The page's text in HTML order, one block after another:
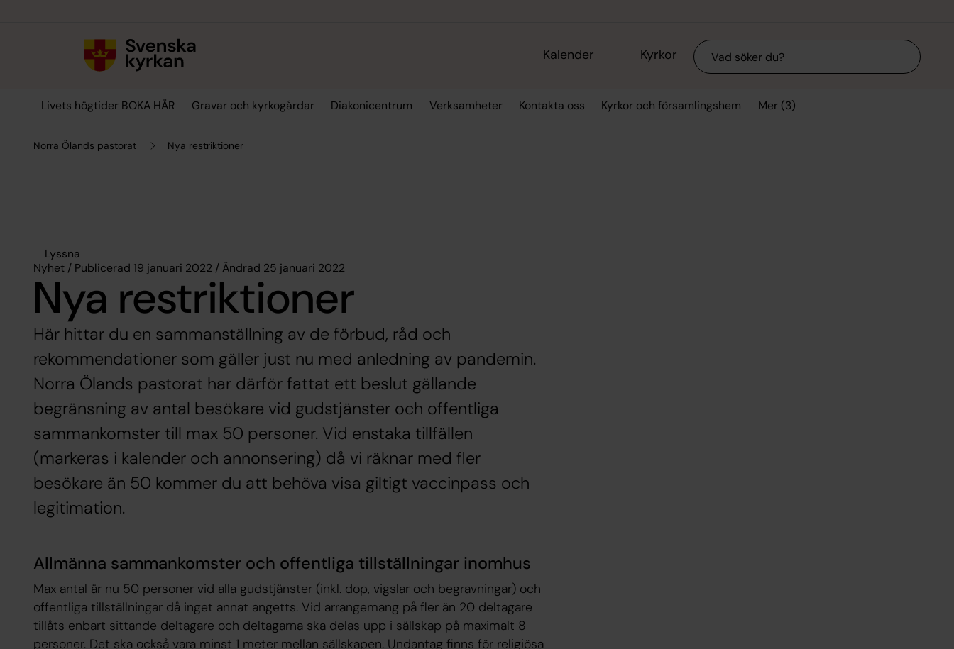
Kalender Kyrkor Sök
Livets högtider BOKA HÄR Gravar och kyrkogårdar Diakonicentrum Verksamheter Kontakta oss Kyrkor och församlingshem Mer (3)
Norra Ölands pastorat Nya restriktioner
Lyssna
Nyhet / Publicerad 19 januari 2022 / Ändrad 25 januari 2022
Nya restriktioner
Här hittar du en sammanställning av de förbud, råd och
rekommendationer som gäller just nu med anledning av pandemin.
Norra Ölands pastorat har därför fattat ett beslut gällande
begränsning av antal besökare vid gudstjänster och offentliga
sammankomster till max 50 personer. Vid enstaka tillfällen
(markeras i kalender och annonsering) då vi räknar med fler
besökare än 50 kommer du att behöva visa giltigt vaccinpass och
legitimation.
Allmänna sammankomster och offentliga tillställningar inomhus
Max antal är nu 50 personer vid alla gudstjänster (inkl. dop, vigslar och begravningar) och
offentliga tillställningar då inget annat angetts. Vid arrangemang på fler än 20 deltagare
tillåts enbart sittande deltagare och deltagarna ska delas upp i sällskap på maximalt 8
personer. Det ska också vara minst 1 meter mellan sällskapen. Undantag finns för religiösa